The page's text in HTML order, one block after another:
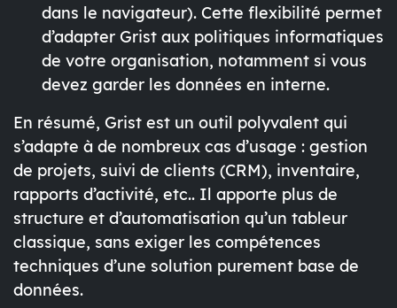
dans le navigateur). Cette flexibilité permet
d’adapter Grist aux politiques informatiques
de votre organisation, notamment si vous
devez garder les données en interne.
En résumé, Grist est un outil polyvalent qui
s’adapte à de nombreux cas d’usage : gestion
de projets, suivi de clients (CRM), inventaire,
rapports d’activité, etc.. Il apporte plus de
structure et d’automatisation qu’un tableur
classique, sans exiger les compétences
techniques d’une solution purement base de
données.